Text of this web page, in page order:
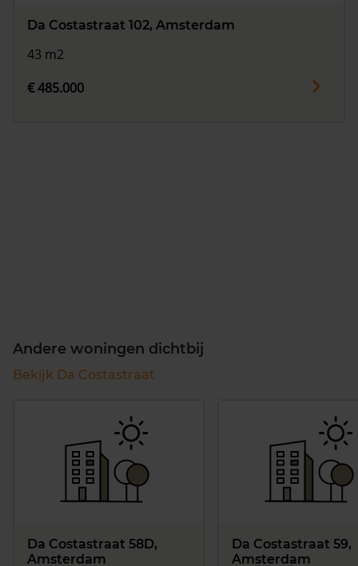
Da Costastraat 102, Amsterdam
43 m2
€ 485.000
Andere woningen dichtbij
Bekijk Da Costastraat
Da Costastraat 58D,
Amsterdam
Da Costastraat 59,
Amsterdam